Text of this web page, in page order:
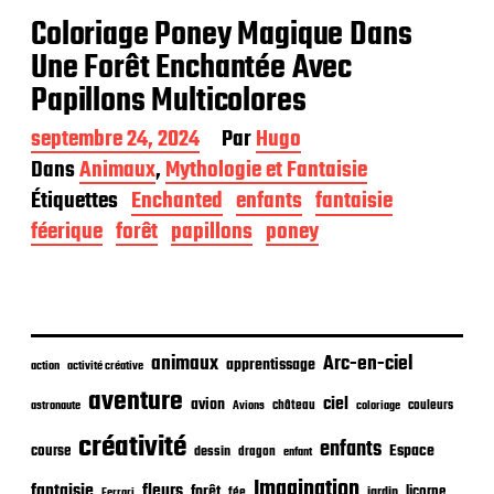
Coloriage Poney Magique Dans
Une Forêt Enchantée Avec
Papillons Multicolores
D
a
t
e
d
e
l
i
a
i
septembre 24, 2024 ParHugo
DansAnimaux,Mythologie et Fantaisie
Étiquettes Enchanted enfants fantaisie
féerique forêt papillons poney
action activité créative animaux apprentissage Arc-en-ciel
astronaute aventure avion Avions château ciel coloriage couleurs
course créativité dessin dragon enfant enfants Espace